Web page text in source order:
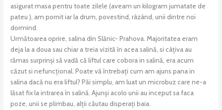
asigurat masa pentru toate zilele (aveam un kilogram jumatate de
pateu ), am pornit iar la drum, povestind, râzând, unii dintre noi
dormind.
Următoarea oprire, salina din Slănic- Prahova. Majoritatea eram
deja la a doua sau chiar a treia vizită în acea salină, si câțiva au
rămas surprinși să vadă că liftul care cobora in salină, era acum
căzut si nefuncțional. Poate vă întrebați cum am ajuns pana in
salina dacă nu era liftul? Păi simplu, am luat un microbuz care ne-a
lăsat fix la intrarea în salină. Ajunși acolo unii au inceput sa faca
poze, unii se plimbau, alții căutau disperați baia.